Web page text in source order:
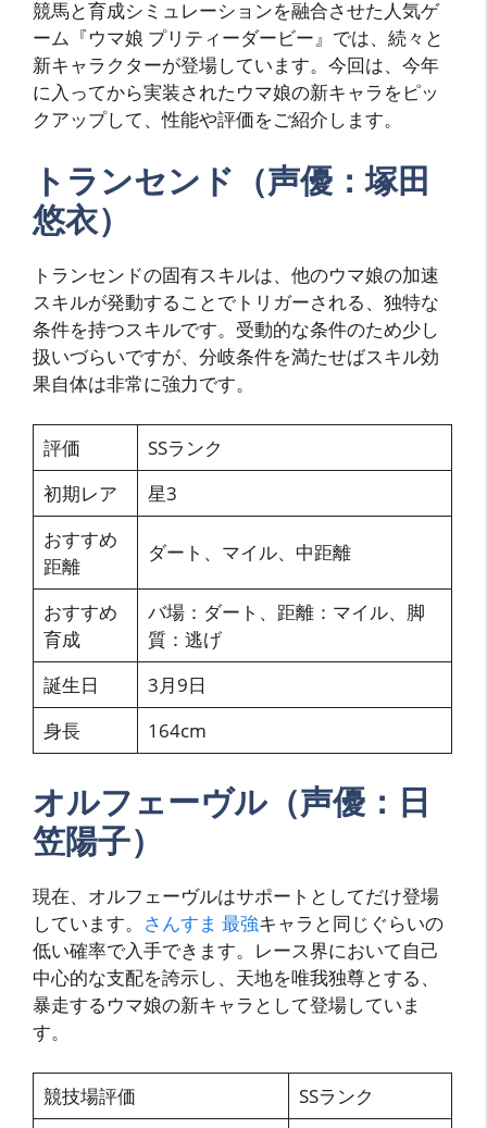
競馬と育成シミュレーションを融合させた人気ゲ
ーム『ウマ娘 プリティーダービー』では、続々と
新キャラクターが登場しています。今回は、今年
に入ってから実装されたウマ娘の新キャラをピッ
クアップして、性能や評価をご紹介します。
トランセンド（声優：塚田
悠衣）
トランセンドの固有スキルは、他のウマ娘の加速
スキルが発動することでトリガーされる、独特な
条件を持つスキルです。受動的な条件のため少し
扱いづらいですが、分岐条件を満たせばスキル効
果自体は非常に強力です。
評価
SSランク
初期レア
星3
おすすめ
距離
ダート、マイル、中距離
おすすめ
育成
バ場：ダート、距離：マイル、脚
質：逃げ
誕生日
3月9日
身長
164cm
オルフェーヴル（声優：日
笠陽子）
現在、オルフェーヴルはサポートとしてだけ登場
しています。 さんすま 最強キャラと同じぐらいの
低い確率で入手できます。レース界において自己
中心的な支配を誇示し、天地を唯我独尊とする、
暴走するウマ娘の新キャラとして登場していま
す。
競技場評価
SSランク